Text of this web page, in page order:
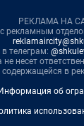
РЕКЛАМА НА
рекламным
в телеграм:
не несет
в
Информация об